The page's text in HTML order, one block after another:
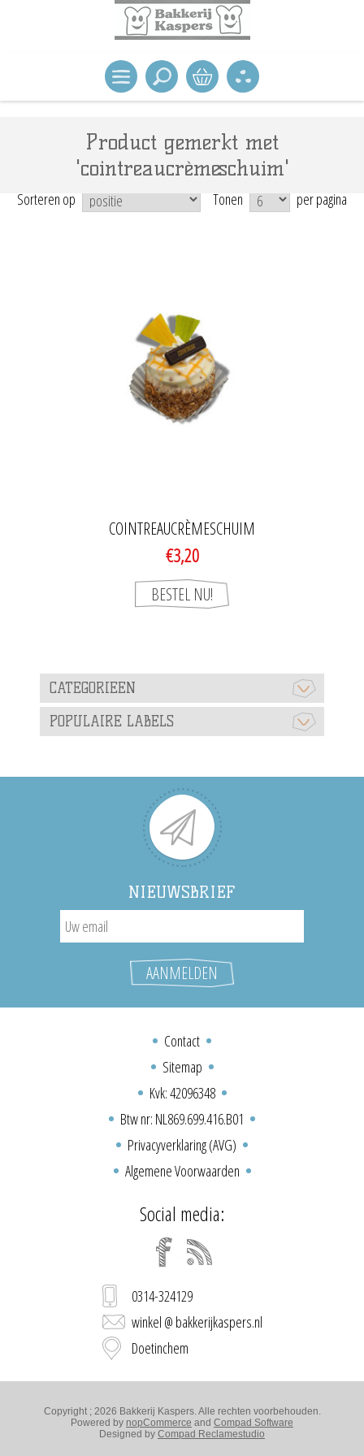
Product gemerkt met
'cointreaucrèmeschuim'
Sorteren op Tonen per pagina
COINTREAUCRÈMESCHUIM
€3,20
CATEGORIEEN
POPULAIRE LABELS
NIEUWSBRIEF
Contact
Sitemap
Kvk: 42096348
Btw nr: NL869.699.416.B01
Privacyverklaring (AVG)
Algemene Voorwaarden
Social media:
0314-324129
winkel @ bakkerijkaspers.nl
Doetinchem
Copyright ; 2026 Bakkerij Kaspers. Alle rechten voorbehouden.
Powered by nopCommerce and Compad Software
Designed by Compad Reclamestudio